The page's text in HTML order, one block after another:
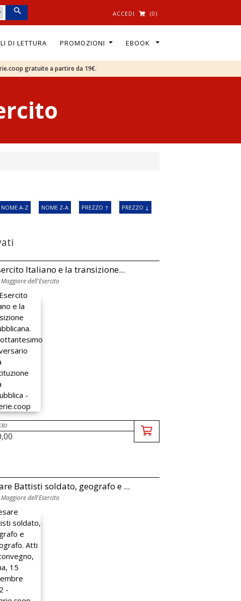
ACCEDI (0)
DI LETTURA PROMOZIONI EBOOK
gratuite a partire da 19€.
NOME A-Z NOME Z-A PREZZO ↑ PREZZO ↓
Italiano e la transizione...
dell'Esercito
Battisti soldato, geografo e ...
dell'Esercito